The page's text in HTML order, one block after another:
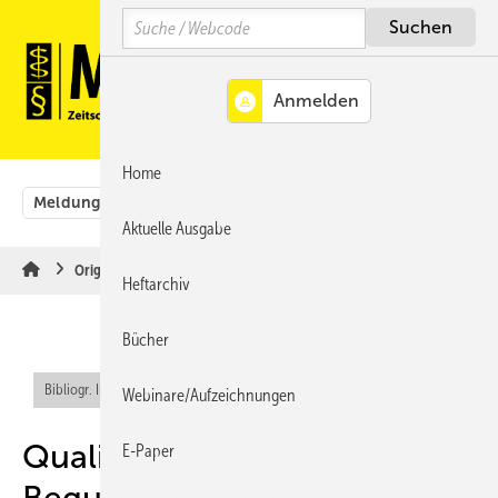
Hauptinhalt
Hauptmenü
SiteSearch
Meldungen
Originalbeiträge
Bibliogr. Info (RIS)
Qualitätssicherung in der
Search
Home
Aktuelle Ausgabe
Heftarchiv
Bücher
Webinare/Aufzeichnungen
E-Paper